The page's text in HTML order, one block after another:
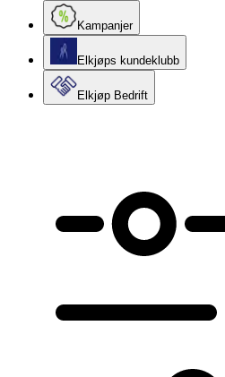
Kampanjer
Elkjøps kundeklubb
Elkjøp Bedrift